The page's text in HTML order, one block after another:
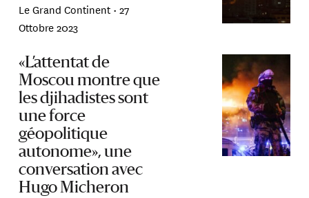
Le Grand Continent •27
Ottobre 2023
«L’attentat de
Moscou montre que
les djihadistes sont
une force
géopolitique
autonome», une
conversation avec
Hugo Micheron